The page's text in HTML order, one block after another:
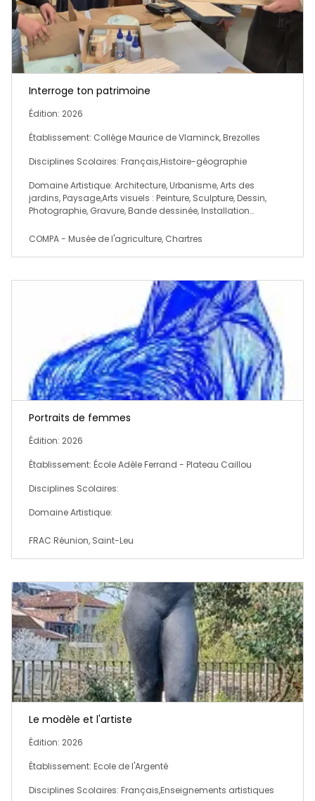
Interroge ton patrimoine
Édition: 2026
Établissement: Collège Maurice de Vlaminck, Brezolles
Disciplines Scolaires: Français,Histoire-géographie
Domaine Artistique: Architecture, Urbanisme, Arts des
jardins, Paysage,Arts visuels : Peinture, Sculpture, Dessin,
Photographie, Gravure, Bande dessinée, Installation…
COMPA - Musée de l'agriculture, Chartres
Portraits de femmes
Édition: 2026
Établissement: École Adèle Ferrand - Plateau Caillou
Disciplines Scolaires:
Domaine Artistique:
FRAC Réunion, Saint-Leu
Le modèle et l'artiste
Édition: 2026
Établissement: Ecole de l'Argenté
Disciplines Scolaires: Français,Enseignements artistiques